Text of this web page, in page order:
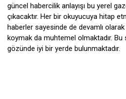
güncel habercilik anlayışı bu yerel
çıkacaktır. Her bir okuyucuya hitap
haberler sayesinde de devamlı
koymak da muhtemel olmaktadır. Bu
gözünde iyi bir yerde bulunmaktadır.